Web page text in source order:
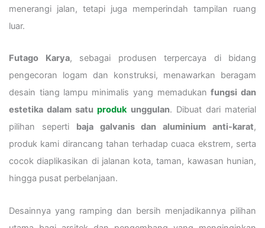
menerangi jalan, tetapi juga memperindah tampilan ruang
luar.
Futago Karya, sebagai produsen terpercaya di bidang
pengecoran logam dan konstruksi, menawarkan beragam
desain tiang lampu minimalis yang memadukanfungsi dan
estetika dalam satuprodukunggulan. Dibuat dari material
pilihan seperti baja galvanis dan aluminium anti-karat,
produk kami dirancang tahan terhadap cuaca ekstrem, serta
cocok diaplikasikan di jalanan kota, taman, kawasan hunian,
hingga pusat perbelanjaan.
Desainnya yang ramping dan bersih menjadikannya pilihan